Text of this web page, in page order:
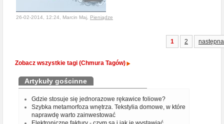
26-02-2014, 12:24, Marcin Maj, Pieniądze
1 2 następna
Zobacz wszystkie tagi (Chmura Tagów)
Artykuły gościnne
Gdzie stosuje się jednorazowe rękawice foliowe?
Szybka metamorfoza wnętrza. Tekstylia domowe, w które
naprawdę warto zainwestować